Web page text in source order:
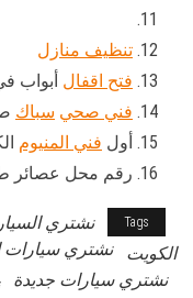
تنظيف منازل
فتح اقفال أبواب
فني صحي سباك
أول فني المنيوم
رقم محل عصائر
Tags نشتري
الكويت
نشتري سيارات
نشتري سيارات جديدة